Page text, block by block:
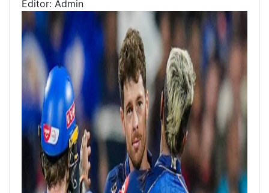
Editor: Admin